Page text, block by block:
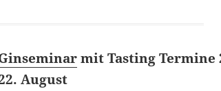
mit Tasting Termine
August